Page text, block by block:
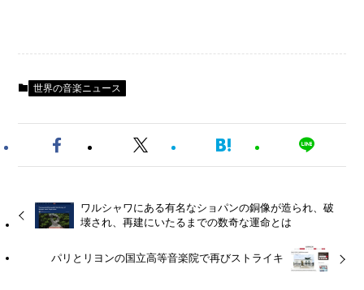
世界の音楽ニュース
ワルシャワにある有名なショパンの銅像が造られ、破
壊され、再建にいたるまでの数奇な運命とは
パリとリヨンの国立高等音楽院で再びストライキ